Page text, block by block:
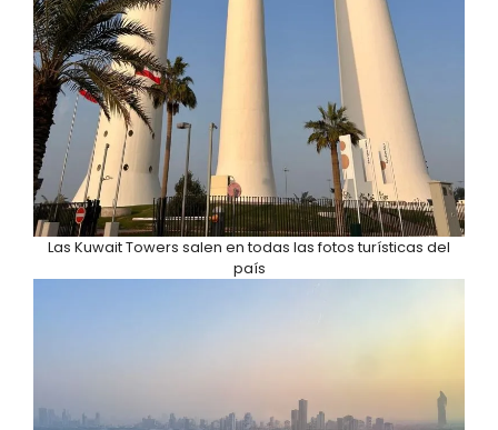
Las Kuwait Towers salen en todas las fotos turísticas del
país